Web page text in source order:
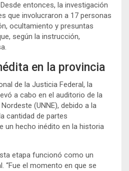
entonces, la investigación
que involucraron a 17 personas
ocultamiento y presuntas
según la instrucción,
en la provincia
de la Justicia Federal, la
a cabo en el auditorio de la
Nordeste (UNNE), debido a la
cantidad de partes
un hecho inédito en la historia
etapa funcionó como un
“Fue el momento en que se